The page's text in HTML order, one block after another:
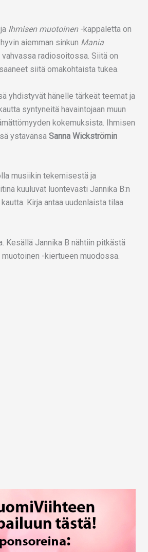
Ihmisen muotoinen-kappaletta on
aiemman sinkun Mania
radiosoitossa. Siitä on
siitä omakohtaista tukea.
yhdistyvät hänelle tärkeät teemat ja
syntyneitä havaintojaan muun
kokemuksista. Ihmisen
ystävänsä Sanna Wickströmin
musiikin tekemisestä ja
kuuluvat luontevasti Jannika B:n
Kirja antaa uudenlaista tilaa
Kesällä Jannika B nähtiin pitkästä
-kiertueen muodossa.